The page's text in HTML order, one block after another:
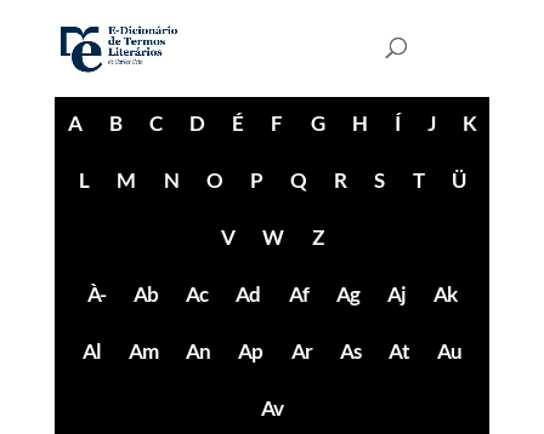
A B C D É F G H Í J K
L M N O P Q R S T Ü
V W Z
À- Ab Ac Ad Af Ag Aj Ak
Al Am An Ap Ar As At Au
Av